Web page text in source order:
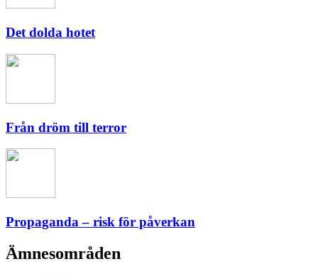
Det dolda hotet
Från dröm till terror
Propaganda – risk för påverkan
Ämnesområden